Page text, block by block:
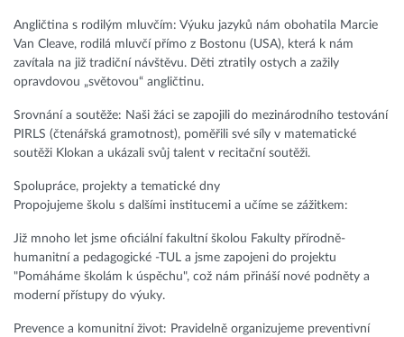
Angličtina s rodilým mluvčím: Výuku jazyků nám obohatila Marcie
Van Cleave, rodilá mluvčí přímo z Bostonu (USA), která k nám
zavítala na již tradiční návštěvu. Děti ztratily ostych a zažily
opravdovou „světovou“ angličtinu.
Srovnání a soutěže: Naši žáci se zapojili do mezinárodního testování
PIRLS (čtenářská gramotnost), poměřili své síly v matematické
soutěži Klokan a ukázali svůj talent v recitační soutěži.
Spolupráce, projekty a tematické dny
Propojujeme školu s dalšími institucemi a učíme se zážitkem:
Již mnoho let jsme oficiální fakultní školou Fakulty přírodně-
humanitní a pedagogické -TUL a jsme zapojeni do projektu
"Pomáháme školám k úspěchu", což nám přináší nové podněty a
moderní přístupy do výuky.
Prevence a komunitní život: Pravidelně organizujeme preventivní